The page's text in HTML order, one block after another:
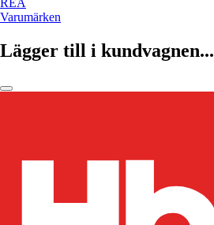
REA
Varumärken
Lägger till i kundvagnen...